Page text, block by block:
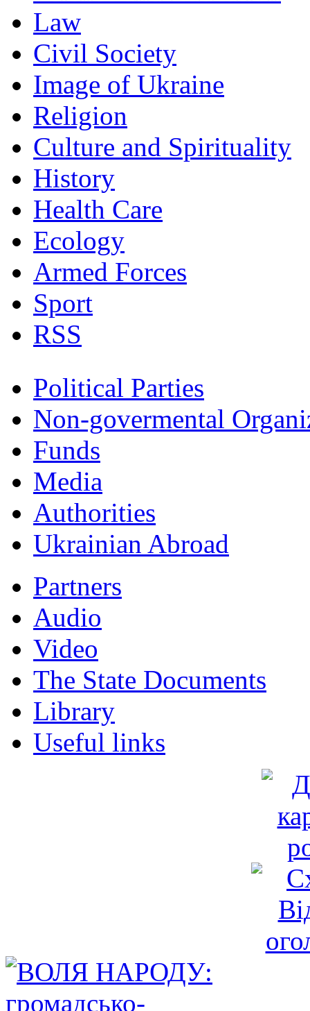
Law
Civil Society
Image of Ukraine
Religion
Culture and Spirituality
History
Health Care
Ecology
Armed Forces
Sport
RSS
Political Parties
Non-govermental
Funds
Мedia
Authorities
Ukrainian Abroad
Partners
Audio
Video
The State Documents
Library
Useful links